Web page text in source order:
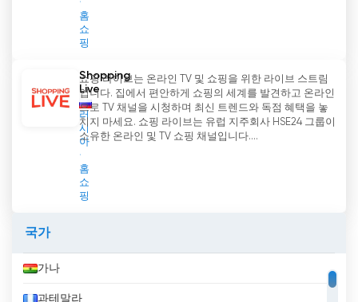
홈
쇼
핑
Shopping
Live
러
시
아
홈
쇼
핑
쇼핑 라이브는 온라인 TV 및 쇼핑을 위한 라이브 스트림
입니다. 집에서 편안하게 쇼핑의 세계를 발견하고 온라인
으로 TV 채널을 시청하며 최신 트렌드와 독점 혜택을 놓
치지 마세요. 쇼핑 라이브는 유럽 지주회사 HSE24 그룹이
소유한 온라인 및 TV 쇼핑 채널입니다....
국가
가나
과테말라